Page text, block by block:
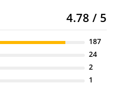
4.78 / 5
187
24
2
1